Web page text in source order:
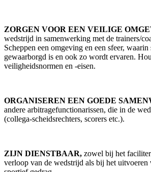
ZORGEN VOOR EEN VEILIGE
wedstrijd in samenwerking met de trainers/
Scheppen een omgeving en een sfeer,
gewaarborgd is en ook zo wordt ervaren.
veiligheidsnormen en -eisen.
ORGANISEREN EEN GOEDE
andere arbitragefunctionarissen, die in de
(collega-scheidsrechters, scorers etc.).
ZIJN DIENSTBAAR, zowel bij het
verloop van de wedstrijd als bij het uitvoeren